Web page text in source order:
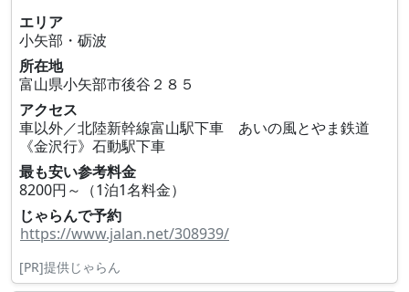
エリア
小矢部・砺波
所在地
富山県小矢部市後谷２８５
アクセス
車以外／北陸新幹線富山駅下車 あいの風とやま鉄道
《金沢行》石動駅下車
最も安い参考料金
8200円～（1泊1名料金）
じゃらんで予約
https://www.jalan.net/308939/
[PR]提供じゃらん